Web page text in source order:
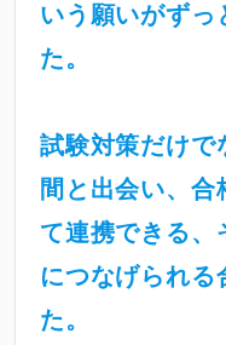
いう願いがずっ
た。
試験対策だけで
間と出会い、合
て連携できる、
につなげられる
た。